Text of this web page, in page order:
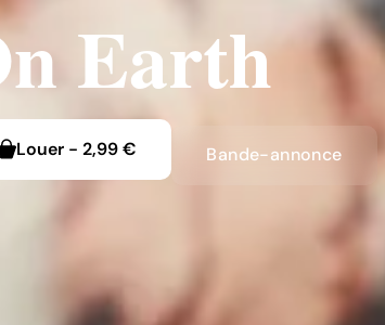
Earth
Louer - 2,99 € Bande-annonce